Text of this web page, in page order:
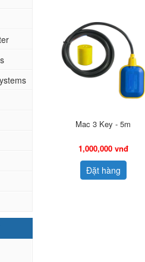
Mac 3 Key - 5m
1,000,000 vnđ
Đặt hàng